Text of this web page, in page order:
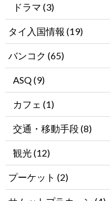
ドラマ (3)
タイ入国情報 (19)
バンコク (65)
ASQ(9)
カフェ (1)
交通・移動手段(8)
観光(12)
プーケット (2)